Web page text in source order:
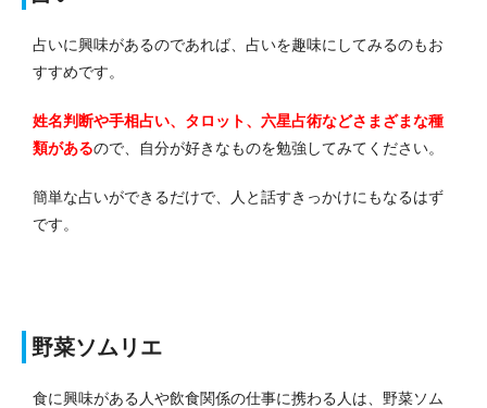
占いに興味があるのであれば、占いを趣味にしてみるのもお
すすめです。
姓名判断や手相占い、タロット、六星占術などさまざまな種
類があるので、自分が好きなものを勉強してみてください。
簡単な占いができるだけで、人と話すきっかけにもなるはず
です。
野菜ソムリエ
食に興味がある人や飲食関係の仕事に携わる人は、野菜ソム